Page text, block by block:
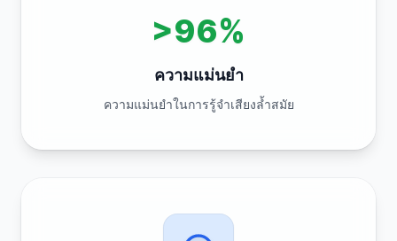
>96%
ความแม่นยำ
ความแม่นยำในการรู้จำเสียงล้ำสมัย